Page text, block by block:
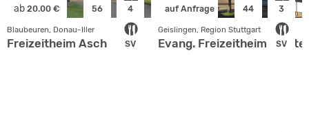
ab 20.00 € 56 4
SV
Blaubeuren, Donau-Iller
Freizeitheim Asch
auf Anfrage 44 3
SV
Geislingen, Region Stuttgart
Evang. Freizeitheim